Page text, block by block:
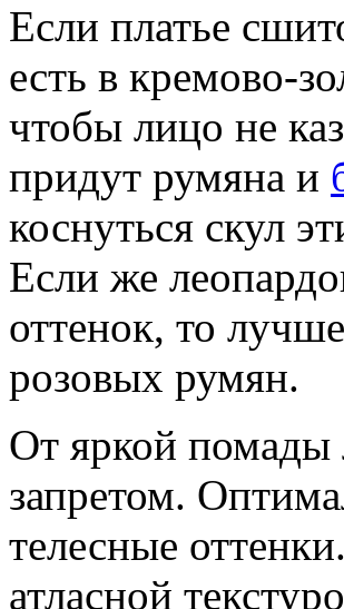
Если платье
есть в кремово-
чтобы лицо не
придут румяна и
коснуться скул
Если же
оттенок, то
розовых румян.
От яркой помады
запретом.
телесные
атласной